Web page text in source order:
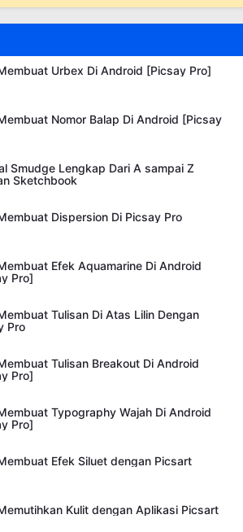
Urbex Di Android [Picsay Pro]
Nomor Balap Di Android [Picsay
Smudge Lengkap Dari A sampai Z
Sketchbook
Dispersion Di Picsay Pro
Efek Aquamarine Di Android
Pro]
Tulisan Di Atas Lilin Dengan
Pro
Tulisan Breakout Di Android
Pro]
Typography Wajah Di Android
Pro]
Efek Siluet dengan Picsart
Kulit dengan Aplikasi Picsart